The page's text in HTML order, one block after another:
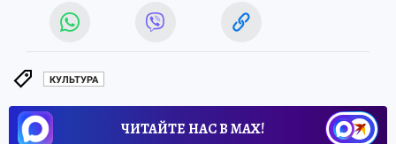
КУЛЬТУРА
ЧИТАЙТЕ НАС В МАХ!